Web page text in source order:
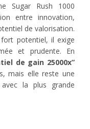
Sugar Rush 1000
entre innovation,
de valorisation.
potentiel, il exige
et prudente. En
de gain 25000x”
mais elle reste une
la plus grande